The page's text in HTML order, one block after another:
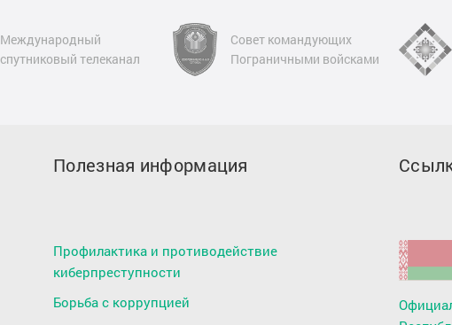
Международный
спутниковый телеканал
Совет командующих
Пограничными войсками
Полезная информация
Профилактика и противодействие
киберпреступности
Борьба с коррупцией